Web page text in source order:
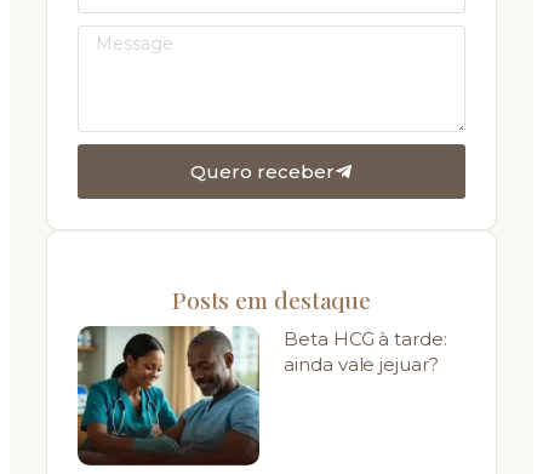
Quero receber
Posts em destaque
Beta HCG à tarde:
ainda vale jejuar?